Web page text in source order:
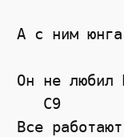
А с ним юнга
Он не любил
   C9
Все